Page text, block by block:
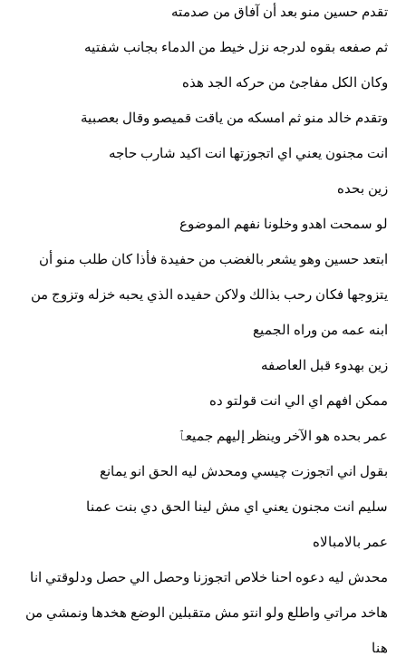
تقدم حسين منو بعد أن آفاق من صدمته
ثم صفعه بقوه لدرجه نزل خيط من الدماء بجانب شفتيه
وكان الكل مفاجئ من حركه الجد هذه
وتقدم خالد منو ثم امسكه من ياقت قميصو وقال بعصبية
انت مجنون يعني اي اتجوزتها انت اكيد شارب حاجه
زين بحده
لو سمحت اهدو وخلونا نفهم الموضوع
ابتعد حسين وهو يشعر بالغضب من حفيدة فأذا كان طلب منو أن
يتزوجها فكان رحب بذالك ولاكن حفيده الذي يحبه خزله وتزوج من
ابنه عمه من وراه الجميع
زين بهدوء قبل العاصفه
ممكن افهم اي الي انت قولتو ده
عمر بحده هو الآخر وينظر إليهم جميعٱ
بقول اني اتجوزت چيسي ومحدش ليه الحق انو يمانع
سليم انت مجنون يعني اي مش لينا الحق دي بنت عمنا
عمر بالامبالاه
محدش ليه دعوه احنا خلاص اتجوزنا وحصل الي حصل ودلوقتي انا
هاخد مراتي واطلع ولو انتو مش متقبلين الوضع هخدها ونمشي من
هنا